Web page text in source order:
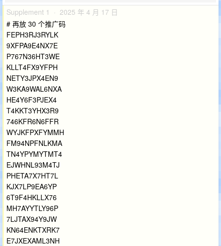
Supplement 1 · 2025 年 4 月 17 日
# 再放 30 个推广码
FEPH3RJ3RYLK
9XFPA9E4NX7E
P767N36HT3WE
KLLT4FX9YFPH
NETY3JPX4EN9
W3KA9WAL6NXA
HE4Y6F3PJEX4
T4KKT3YHX3R9
746KFR6N6FFR
WYJKFPXFYMMH
FM94NPFNLKMA
TN4YPYMYTMT4
EJWHNL93M4TJ
PHETA7X7HT7L
KJX7LP9EA6YP
6T9F4HKLLX76
MH7AYYTLY96P
7LJTAX94Y9JW
KN64ENKTXRK7
E7JXEXAML3NH